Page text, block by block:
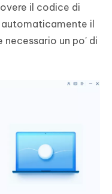
il codice di
il
necessario un po' di